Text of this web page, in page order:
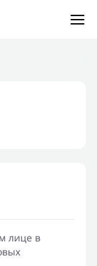
лице в
и сообщим